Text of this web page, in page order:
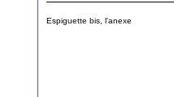
Espiguette bis, l'anexe